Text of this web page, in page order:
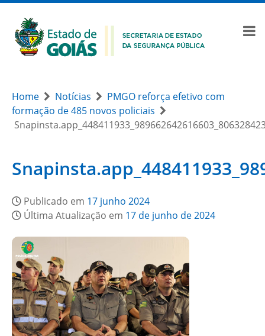
Home Notícias
PMGO reforça efetivo com
formação de 485 novos policiais
Publicado em 17 junho 2024
Última Atualização em 17 de junho de 2024